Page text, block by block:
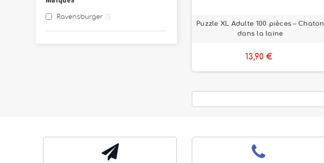
Ravensburger
Puzzle XL Adulte 100 pièces – Chaton
dans la laine
13,90 €